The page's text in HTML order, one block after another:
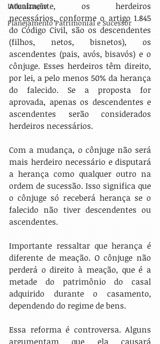
Indenização
Planejamento Patrimonial e Sucessór
Atualmente, os herdeiros
necessários, conforme o artigo 1.845
do Código Civil, são os descendentes
(filhos, netos, bisnetos), os
ascendentes (pais, avós, bisavós) e o
cônjuge. Esses herdeiros têm direito,
por lei, a pelo menos 50% da herança
do falecido. Se a proposta for
aprovada, apenas os descendentes e
ascendentes serão considerados
herdeiros necessários.
Com a mudança, o cônjuge não será
mais herdeiro necessário e disputará
a herança como qualquer outro na
ordem de sucessão. Isso significa que
o cônjuge só receberá herança se o
falecido não tiver descendentes ou
ascendentes.
Importante ressaltar que herança é
diferente de meação. O cônjuge não
perderá o direito à meação, que é a
metade do patrimônio do casal
adquirido durante o casamento,
dependendo do regime de bens.
Essa reforma é controversa. Alguns
argumentam que ela causará